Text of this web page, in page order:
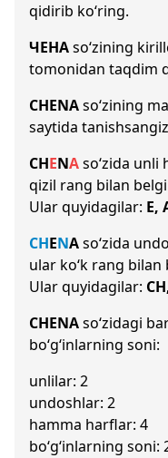
qidirib ko‘ring.
ЧЕНАso‘zining
tomonidan taqdim
CHENAso‘zining
saytida
CHENAso‘zida
qizil rang bilan
Ular quyidagilar: E,
CHENAso‘zida
ular ko‘k rang bilan
Ular quyidagilar:
CHENAso‘zidagi
bo‘g‘inlarning soni:
unlilar: 2
undoshlar: 2
hamma harflar: 4
bo‘g‘inlarning soni: